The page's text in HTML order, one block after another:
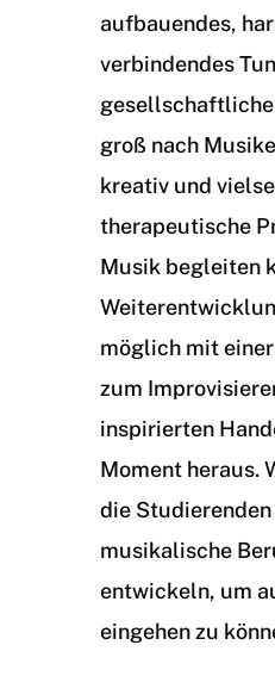
aufbauendes,
verbindendes
groß nach
kreativ und
therapeutische
Musik begleiten
möglich mit
zum
inspirierten
Moment heraus.
die
musikalische
entwickeln, um
eingehen zu